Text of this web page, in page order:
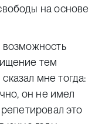
на основе
тем
мне тогда:
он не имел
это